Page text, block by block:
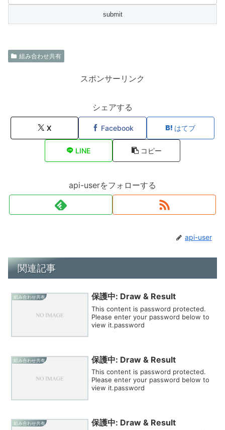
組み合わせ共有
スポンサーリンク
シェアする
X Facebook はてブ
LINE コピー
api-userをフォローする
api-user
関連記事
組み合わせ共有 保護中: Draw & Result
This content is password protected.
Please enter your password below to
view it.password
組み合わせ共有 保護中: Draw & Result
This content is password protected.
Please enter your password below to
view it.password
組み合わせ共有 保護中: Draw & Result